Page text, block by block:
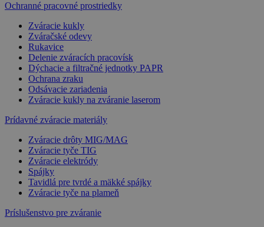
Ochranné pracovné prostriedky
Zváracie kukly
Zváračské odevy
Rukavice
Delenie zváracích pracovísk
Dýchacie a filtračné jednotky PAPR
Ochrana zraku
Odsávacie zariadenia
Zváracie kukly na zváranie laserom
Prídavné zváracie materiály
Zváracie drôty MIG/MAG
Zváracie tyče TIG
Zváracie elektródy
Spájky
Tavidlá pre tvrdé a mäkké spájky
Zváracie tyče na plameň
Príslušenstvo pre zváranie